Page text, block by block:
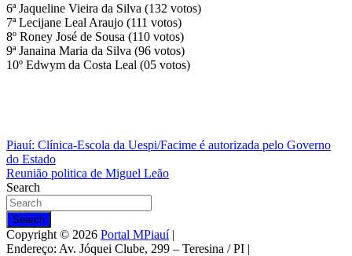
6ª Jaqueline Vieira da Silva (132 votos)
7ª Lecijane Leal Araujo (111 votos)
8º Roney José de Sousa (110 votos)
9ª Janaina Maria da Silva (96 votos)
10º Edwym da Costa Leal (05 votos)
Navegação
de
Post
Piauí: Clínica-Escola da Uespi/Facime é autorizada pelo Governo
do Estado
Search
Search
Copyright © 2026 Portal MPiauí|
Endereço: Av. Jóquei Clube, 299 – Teresina / PI |